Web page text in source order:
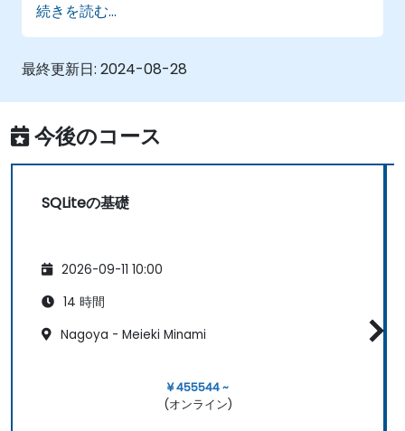
SQLiteにおけるデータやテーブルの操作法を
習得する。
各種データ型、ツール、関数について把握す
集計関数を用いて計算を行うことができる。
続きを読む...
最終更新日: 2024-08-28
今後のコース
SQLiteの基礎
2026-09-11 10:00
14 時間
Nagoya - Meieki Minami
¥ 455544 ~
(オンライン)